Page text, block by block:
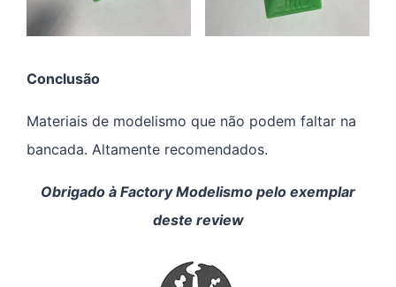
Conclusão
Materiais de modelismo que não podem faltar na
bancada. Altamente recomendados.
Obrigado à Factory Modelismo pelo exemplar
deste review